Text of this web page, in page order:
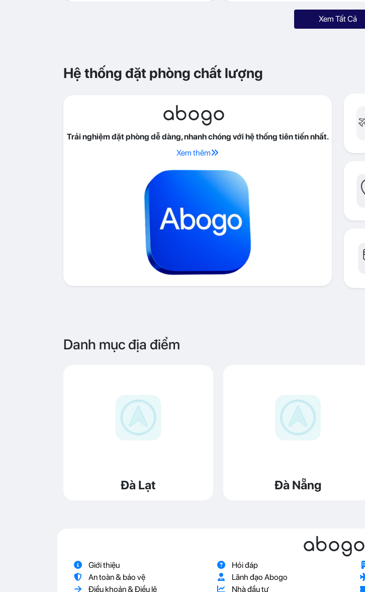
Xem Tất Cả
Hệ thống đặt phòng chất lượng
abogo
Trải nghiệm đặt phòng dễ dàng, nhanh chóng với hệ thống tiên tiến nhất.
Xem thêm
Danh mục địa điểm
Đà Lạt Đà Nẵng
abogo
Giới thiệu
An toàn & bảo vệ
Điều khoản & Điều lệ
Hỏi đáp
Lãnh đạo Abogo
Nhà đầu tư